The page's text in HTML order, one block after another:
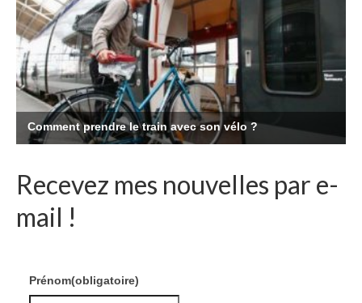
Recevez mes nouvelles par e-
mail !
Prénom(obligatoire)